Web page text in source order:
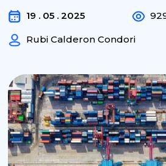
19 . 05 . 2025
Rubi Calderon Condori